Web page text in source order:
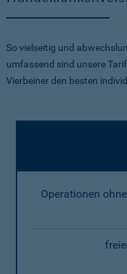
So vielseitig und
umfassend sind unsere
Vierbeiner den besten
Operationen